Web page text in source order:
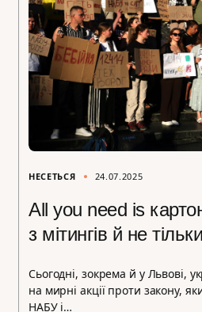
НЕСЕТЬСЯ 24.07.2025
All you need is
з мітингів й не тільки
Сьогодні, зокрема й у Львові,
на мирні акції проти закону,
НАБУ і…